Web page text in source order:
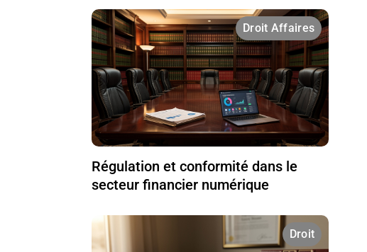
Droit Affaires
Régulation et conformité dans le
secteur financier numérique
Droit